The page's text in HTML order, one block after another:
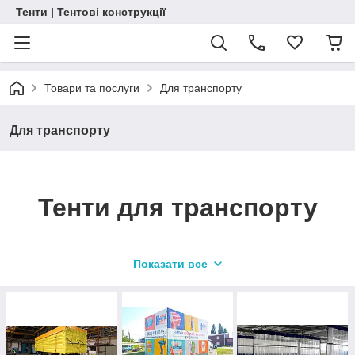
Тенти | Тентові конструкції
Товари та послуги Для транспорту
Для транспорту
Тенти для транспорту
Виробництв
о під
Показати все